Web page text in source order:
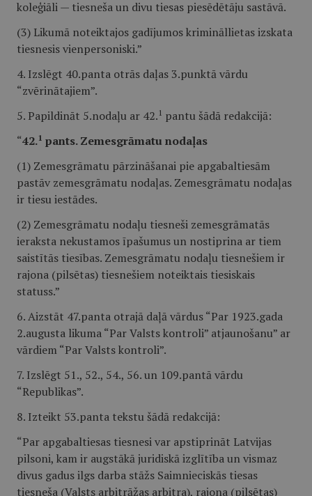
koleģiāli — tiesneša un divu tiesas piesēdētāju sastāvā.
(3) Likumā noteiktajos gadījumos krimināllietas izskata
tiesnesis vienpersoniski.”
4. Izslēgt 40.panta otrās daļas 3.punktā vārdu
“zvērinātajiem”.
5. Papildināt 5.nodaļu ar 42. 1 pantu šādā redakcijā:
“42.1 pants. Zemesgrāmatu nodaļas
(1) Zemesgrāmatu pārzināšanai pie apgabaltiesām
pastāv zemesgrāmatu nodaļas. Zemesgrāmatu nodaļas
ir tiesu iestādes.
(2) Zemesgrāmatu nodaļu tiesneši zemesgrāmatās
ieraksta nekustamos īpašumus un nostiprina ar tiem
saistītās tiesības. Zemesgrāmatu nodaļu tiesnešiem ir
rajona (pilsētas) tiesnešiem noteiktais tiesiskais
statuss.”
6. Aizstāt 47.panta otrajā daļā vārdus “Par 1923.gada
2.augusta likuma “Par Valsts kontroli” atjaunošanu” ar
vārdiem “Par Valsts kontroli”.
7. Izslēgt 51., 52., 54., 56. un 109.pantā vārdu
“Republikas”.
8. Izteikt 53.panta tekstu šādā redakcijā:
“Par apgabaltiesas tiesnesi var apstiprināt Latvijas
pilsoni, kam ir augstākā juridiskā izglītība un vismaz
divus gadus ilgs darba stāžs Saimnieciskās tiesas
tiesneša (Valsts arbitrāžas arbitra), rajona (pilsētas)